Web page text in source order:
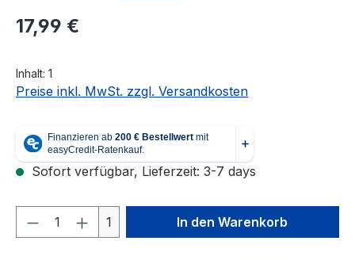
Regulärer Preis:
17,99 €
Inhalt: 1
Preise inkl. MwSt. zzgl. Versandkosten
Sofort verfügbar, Lieferzeit: 3-7 days
Produkt Anzahl: Gib den
1 In den Warenkorb